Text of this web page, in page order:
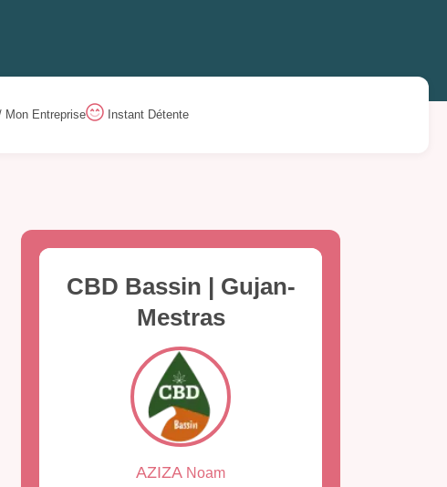
Mon Entreprise Instant Détente
CBD Bassin | Gujan-
Mestras
AZIZA Noam